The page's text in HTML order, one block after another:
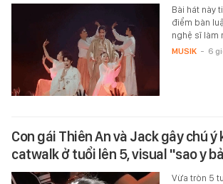
Bài hát này
điểm bàn
nghệ sĩ làm
MUSIK - 6
Con gái Thiên An và Jack gây chú ý
catwalk ở tuổi lên 5, visual "sao y
Vừa tròn 5